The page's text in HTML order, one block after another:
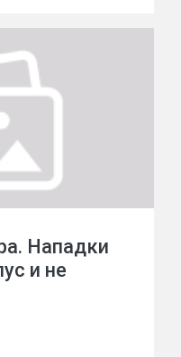
Нападки
и не